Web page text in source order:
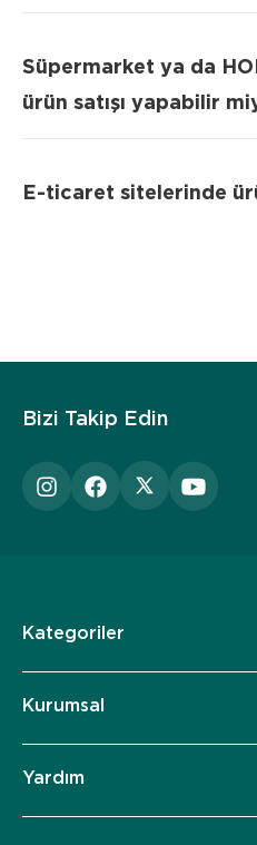
Süpermarket ya da
ürün satışı yapabilir
E-ticaret sitelerinde
Bizi Takip Edin
Kategoriler
Kurumsal
Yardım